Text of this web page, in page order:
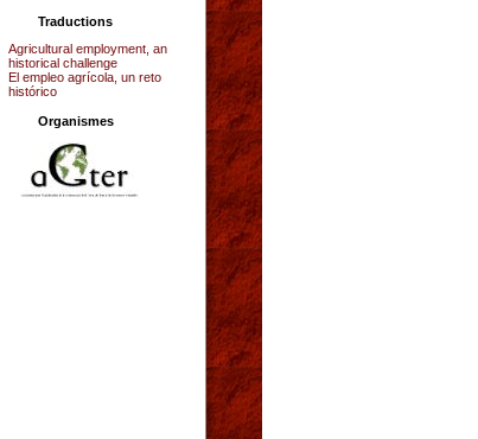
Traductions
Agricultural employment, an
historical challenge
El empleo agrícola, un reto
histórico
Organismes